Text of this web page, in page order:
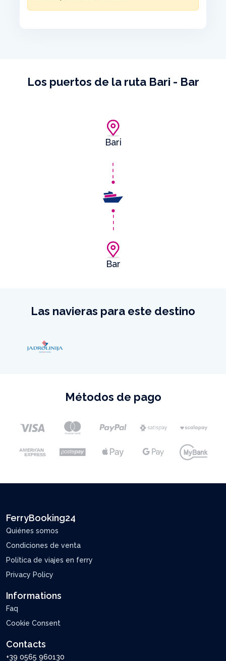
Los puertos de la ruta Bari - Bar
Bari
Bar
Las navieras para este destino
Métodos de pago
FerryBooking24
Quiénes somos
Condiciones de venta
Política de viajes en ferry
Privacy Policy
Informations
Faq
Cookie Consent
Contacts
+39 0565 960130